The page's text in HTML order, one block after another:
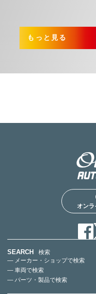
もっと見る
オン
SEARCH
検索
— メーカー・ショップで検索
— 車両で検索
— パーツ・製品で検索